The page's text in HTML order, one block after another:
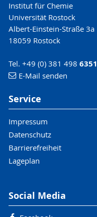
Institut für Chemie
Universität Rostock
Albert-Einstein-Straße 3a
18059 Rostock
Tel. +49 (0) 381 498 6351
E-Mail senden
Service
Impressum
Datenschutz
Barrierefreiheit
Lageplan
Social Media